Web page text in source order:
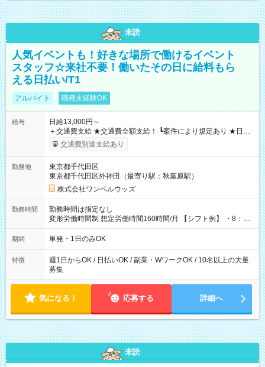
未読
人気イベントも！好きな場所で働けるイベント
スタッフ☆来社不要！働いたその日に給料もら
える日払い/T1
アルバイト 職種未経験OK
給与
日給13,000円～
＋交通費支給 ★交通費全額支給！ ┗案件により規定あり ★日払
いOK！（規定あり） ┗働いたその日に現金GET♪ お仕事後はコ
ンビニATMから 日払い分を引き落とせます！ 【試用期間】試
交通費別途支給あり
勤務地
東京都千代田区
東京都千代田区外神田（最寄り駅：秋葉原駅）
株式会社ワンベルウッズ
勤務時間
勤務時間は指定なし
変形労働時間制 想定労働時間160時間/月 【シフト例】 ・8：00
～21：00
期間 単発・1日のみOK
特徴
週1日からOK / 日払いOK / 副業・WワークOK / 10名以上の大量
募集
気になる！ 応募する 詳細へ
未読